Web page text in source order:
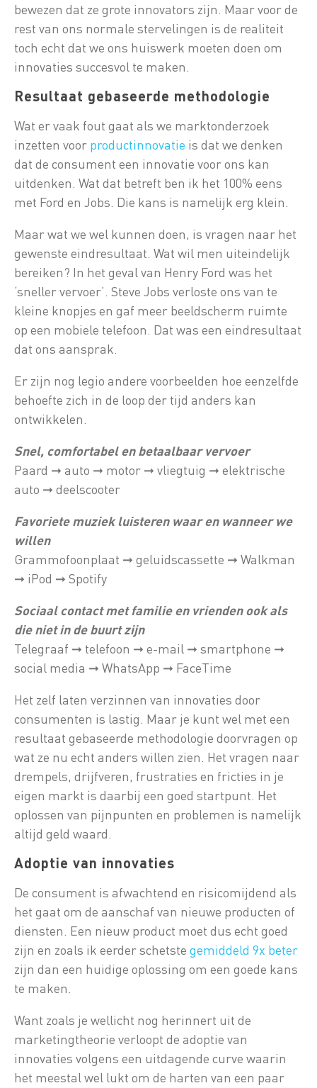
bewezen dat ze grote innovators zijn. Maar voor de
rest van ons normale stervelingen is de realiteit
toch echt dat we ons huiswerk moeten doen om
innovaties succesvol te maken.
Resultaat gebaseerde methodologie
Wat er vaak fout gaat als we marktonderzoek
inzetten voor productinnovatie is dat we denken
dat de consument een innovatie voor ons kan
uitdenken. Wat dat betreft ben ik het 100% eens
met Ford en Jobs. Die kans is namelijk erg klein.
Maar wat we wel kunnen doen, is vragen naar het
gewenste eindresultaat. Wat wil men uiteindelijk
bereiken? In het geval van Henry Ford was het
‘sneller vervoer’. Steve Jobs verloste ons van te
kleine knopjes en gaf meer beeldscherm ruimte
op een mobiele telefoon. Dat was een eindresultaat
dat ons aansprak.
Er zijn nog legio andere voorbeelden hoe eenzelfde
behoefte zich in de loop der tijd anders kan
ontwikkelen.
Snel, comfortabel en betaalbaar vervoer
Paard ➞ auto ➞ motor ➞ vliegtuig ➞ elektrische
auto ➞ deelscooter
Favoriete muziek luisteren waar en wanneer we
willen
Grammofoonplaat ➞ geluidscassette ➞ Walkman
➞ iPod ➞ Spotify
Sociaal contact met familie en vrienden ook als
die niet in de buurt zijn
Telegraaf ➞ telefoon ➞ e-mail ➞ smartphone ➞
social media ➞ WhatsApp ➞ FaceTime
Het zelf laten verzinnen van innovaties door
consumenten is lastig. Maar je kunt wel met een
resultaat gebaseerde methodologie doorvragen op
wat ze nu echt anders willen zien. Het vragen naar
drempels, drijfveren, frustraties en fricties in je
eigen markt is daarbij een goed startpunt. Het
oplossen van pijnpunten en problemen is namelijk
altijd geld waard.
Adoptie van innovaties
De consument is afwachtend en risicomijdend als
het gaat om de aanschaf van nieuwe producten of
diensten. Een nieuw product moet dus echt goed
zijn en zoals ik eerder schetste gemiddeld 9x beter
zijn dan een huidige oplossing om een goede kans
te maken.
Want zoals je wellicht nog herinnert uit de
marketingtheorie verloopt de adoptie van
innovaties volgens een uitdagende curve waarin
het meestal wel lukt om de harten van een paar